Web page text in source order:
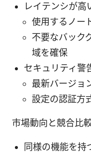
レイテンシが高
使用するノー
不要なバック
域を確保
セキュリティ警
最新バージョ
設定の認証方
市場動向と競合比
同様の機能を持